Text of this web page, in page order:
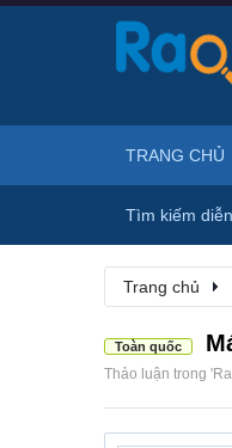
Trang chủ
Toàn quốc
Thảo luận trong '
TRANG CHỦ
Tìm kiếm